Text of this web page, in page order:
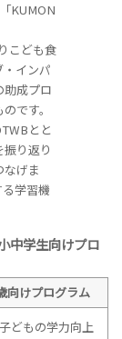
KUMON
こども食
インパ
助成プロ
です。
とと
り返り
げま
学習機
学生向けプロ
向けプログラム
どもの学力向上